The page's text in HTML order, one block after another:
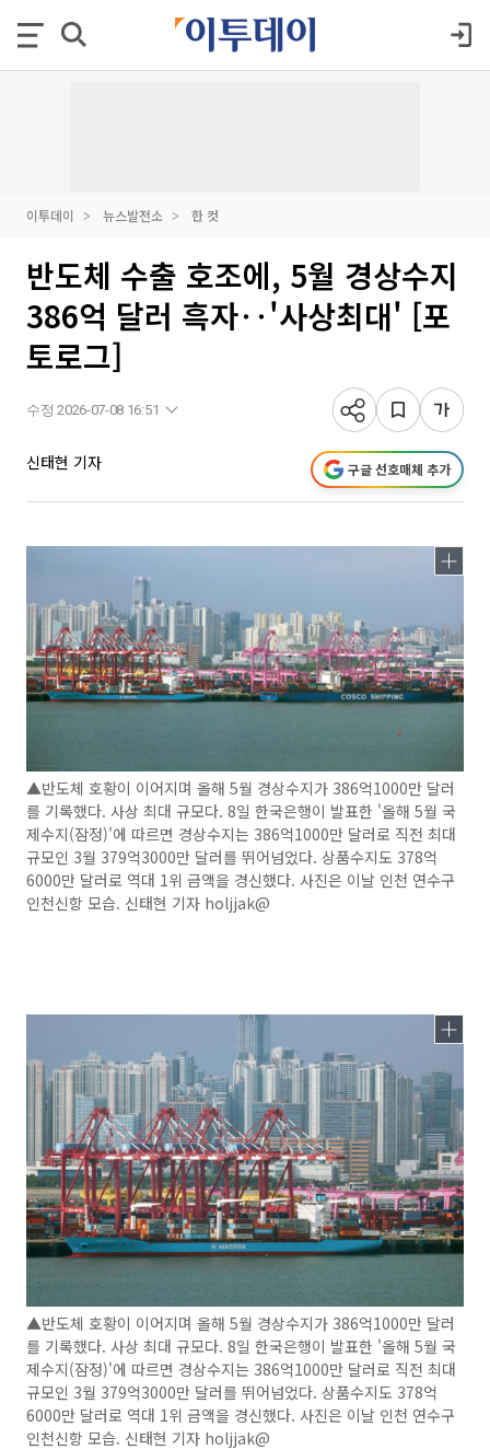
이투데이 뉴스발전소 한 컷
반도체 수출 호조에, 5월 경상수지
386억 달러 흑자‥'사상최대' [포
토로그]
수정 2026-07-08 16:51
신태현 기자 구글 선호매체 추가
▲반도체 호황이 이어지며 올해 5월 경상수지가 386억1000만 달러
를 기록했다. 사상 최대 규모다. 8일 한국은행이 발표한 '올해 5월 국
제수지(잠정)'에 따르면 경상수지는 386억1000만 달러로 직전 최대
규모인 3월 379억3000만 달러를 뛰어넘었다. 상품수지도 378억
6000만 달러로 역대 1위 금액을 경신했다. 사진은 이날 인천 연수구
인천신항 모습. 신태현 기자 holjjak@
▲반도체 호황이 이어지며 올해 5월 경상수지가 386억1000만 달러
를 기록했다. 사상 최대 규모다. 8일 한국은행이 발표한 '올해 5월 국
제수지(잠정)'에 따르면 경상수지는 386억1000만 달러로 직전 최대
규모인 3월 379억3000만 달러를 뛰어넘었다. 상품수지도 378억
6000만 달러로 역대 1위 금액을 경신했다. 사진은 이날 인천 연수구
인천신항 모습. 신태현 기자 holjjak@